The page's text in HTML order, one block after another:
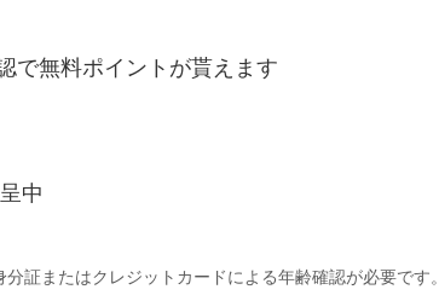
で無料ポイントが貰えます
中
証またはクレジットカードによる年齢確認が必要です。